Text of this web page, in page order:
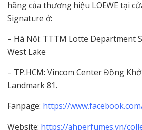
hãng của thương hiệu LOEWE tại
Signature ở:
– Hà Nội: TTTM Lotte Department
West Lake
– TP.HCM: Vincom Center Đồng
Landmark 81.
Fanpage: https://
Website: https://ahperfumes.vn/